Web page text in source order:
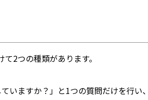
2つの種類があります。
いますか？」と1つの質問だけを行い